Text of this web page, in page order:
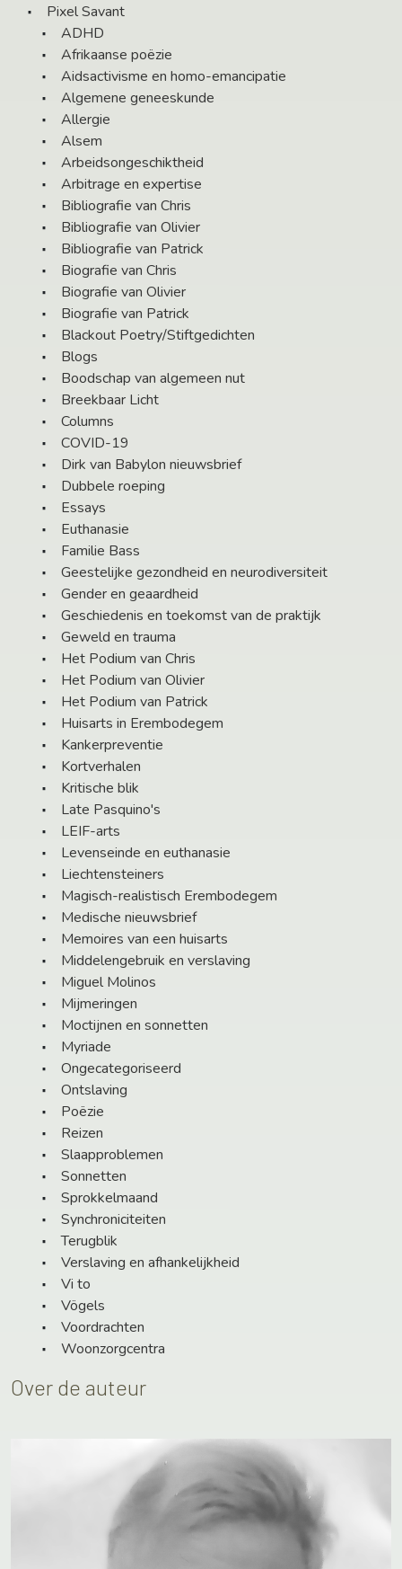
Pixel Savant
ADHD
Afrikaanse poëzie
Aidsactivisme en homo-emancipatie
Algemene geneeskunde
Allergie
Alsem
Arbeidsongeschiktheid
Arbitrage en expertise
Bibliografie van Chris
Bibliografie van Olivier
Bibliografie van Patrick
Biografie van Chris
Biografie van Olivier
Biografie van Patrick
Blackout Poetry/Stiftgedichten
Blogs
Boodschap van algemeen nut
Breekbaar Licht
Columns
COVID-19
Dirk van Babylon nieuwsbrief
Dubbele roeping
Essays
Euthanasie
Familie Bass
Geestelijke gezondheid en neurodiversiteit
Gender en geaardheid
Geschiedenis en toekomst van de praktijk
Geweld en trauma
Het Podium van Chris
Het Podium van Olivier
Het Podium van Patrick
Huisarts in Erembodegem
Kankerpreventie
Kortverhalen
Kritische blik
Late Pasquino's
LEIF-arts
Levenseinde en euthanasie
Liechtensteiners
Magisch-realistisch Erembodegem
Medische nieuwsbrief
Memoires van een huisarts
Middelengebruik en verslaving
Miguel Molinos
Mijmeringen
Moctijnen en sonnetten
Myriade
Ongecategoriseerd
Ontslaving
Poëzie
Reizen
Slaapproblemen
Sonnetten
Sprokkelmaand
Synchroniciteiten
Terugblik
Verslaving en afhankelijkheid
Vi to
Vögels
Voordrachten
Woonzorgcentra
Over de auteur